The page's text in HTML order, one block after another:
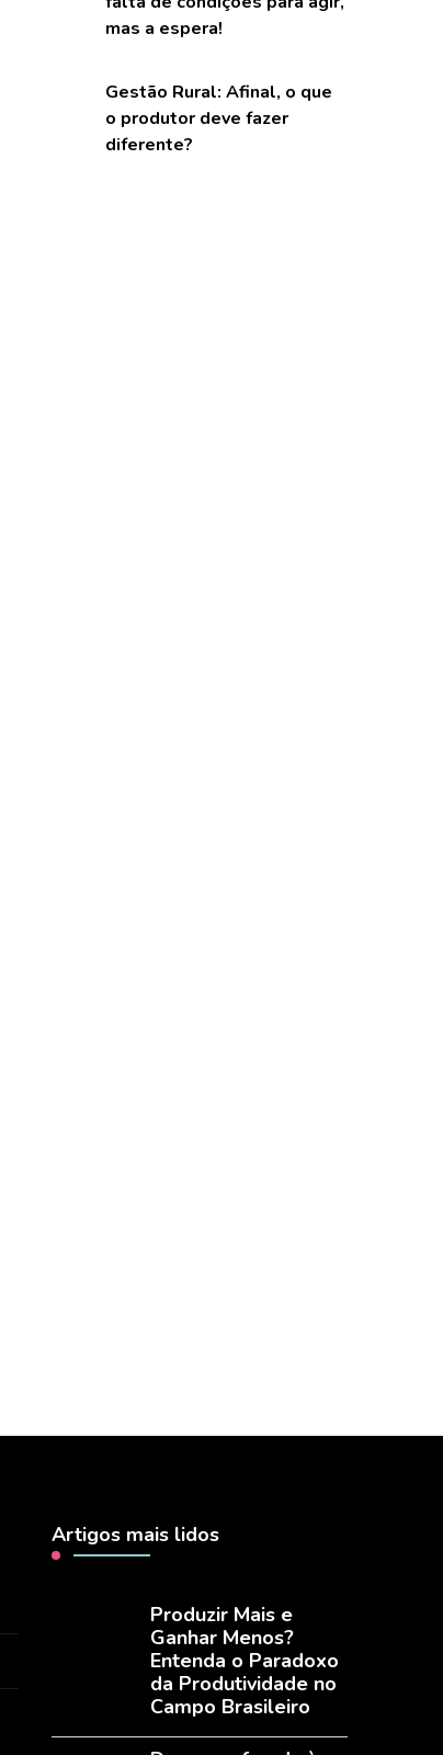
mas a espera!
Gestão Rural: Afinal, o que
o produtor deve fazer
diferente?
Artigos mais lidos
Produzir Mais e
Ganhar Menos?
Entenda o Paradoxo
da Produtividade no
Campo Brasileiro